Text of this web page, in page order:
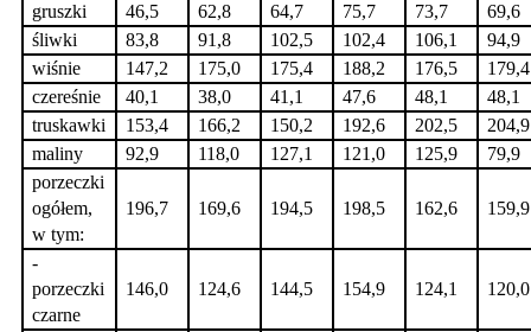
gruszki
46,5 62,8 64,7 75,7 73,7
69,6
śliwki
83,8 91,8 102,5 102,4 106,1
94,9
wiśnie
147,2 175,0 175,4 188,2 176,5
179,4
czereśnie
40,1 38,0 41,1 47,6 48,1
48,1
truskawki
153,4 166,2 150,2 192,6 202,5
204,9
maliny
92,9 118,0 127,1 121,0 125,9
79,9
porzeczki
ogółem,
w tym:
196,7 169,6 194,5 198,5 162,6 159,9
-
porzeczki
czarne
146,0 124,6 144,5 154,9 124,1 120,0